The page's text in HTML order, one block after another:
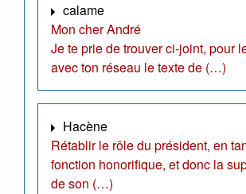
calame
Mon cher André
Je te prie de trouver ci-joint, pour
avec ton réseau le texte de (…)
Hacène
Rétablir le rôle du président, en
fonction honorifique, et donc la
de son (…)